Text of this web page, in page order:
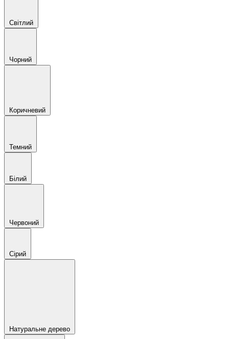
Світлий
Чорний
Коричневий
Темний
Білий
Червоний
Сірий
Натуральне дерево